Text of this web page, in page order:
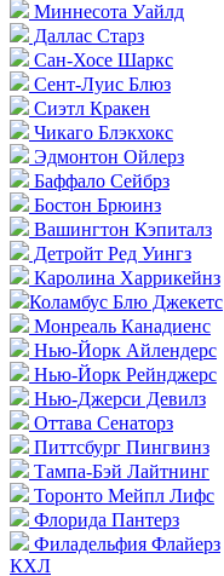
Миннесота Уайлд
Даллас Старз
Сан-Хосе Шаркс
Сент-Луис Блюз
Сиэтл Кракен
Чикаго Блэкхокс
Эдмонтон Ойлерз
Баффало Сейбрз
Бостон Брюинз
Вашингтон Кэпиталз
Детройт Ред Уингз
Каролина Харрикейнз
Коламбус Блю Джекетс
Монреаль Канадиенс
Нью-Йорк Айлендерс
Нью-Йорк Рейнджерс
Нью-Джерси Девилз
Оттава Сенаторз
Питтсбург Пингвинз
Тампа-Бэй Лайтнинг
Торонто Мейпл Лифс
Флорида Пантерз
Филадельфия Флайерз
КХЛ